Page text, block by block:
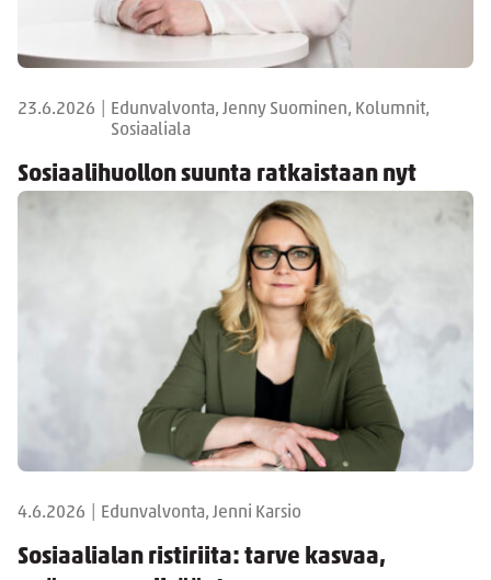
23.6.2026
Edunvalvonta, Jenny Suominen, Kolumnit,
Sosiaaliala
Sosiaalihuollon suunta ratkaistaan nyt
4.6.2026 Edunvalvonta, Jenni Karsio
Sosiaalialan ristiriita: tarve kasvaa,